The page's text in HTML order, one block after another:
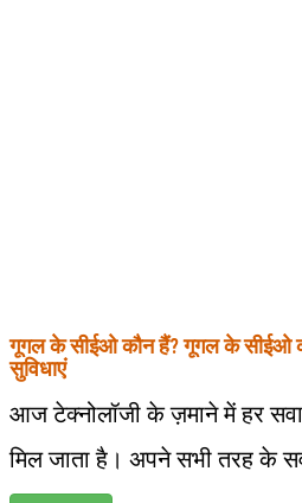
गूगल के सीईओ कौन हैं? गूगल के सीईओ
सुविधाएं
आज टेक्नोलॉजी के ज़माने में हर
मिल जाता है। अपने सभी तरह के